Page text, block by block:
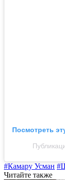
Посмотреть
#Камару Усман
Читайте также